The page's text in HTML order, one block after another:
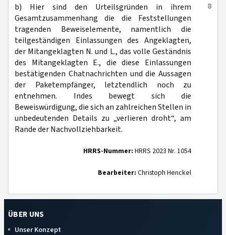
8
b) Hier sind den Urteilsgründen in ihrem
Gesamtzusammenhang die die Feststellungen
tragenden Beweiselemente, namentlich die
teilgeständigen Einlassungen des Angeklagten,
der Mitangeklagten N. und L., das volle Geständnis
des Mitangeklagten E., die diese Einlassungen
bestätigenden Chatnachrichten und die Aussagen
der Paketempfänger, letztendlich noch zu
entnehmen. Indes bewegt sich die
Beweiswürdigung, die sich an zahlreichen Stellen in
unbedeutenden Details zu „verlieren droht“, am
Rande der Nachvollziehbarkeit.
HRRS-Nummer: HRRS 2023 Nr. 1054
Bearbeiter: Christoph Henckel
ÜBER UNS
Unser Konzept